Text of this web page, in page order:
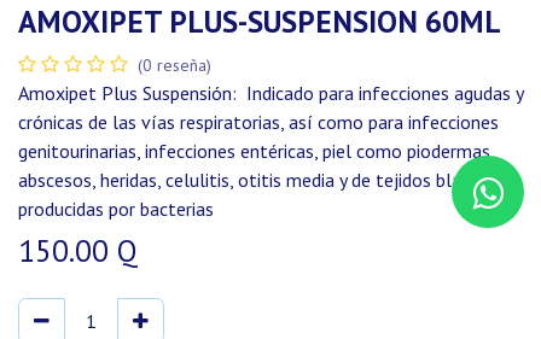
AMOXIPET PLUS-SUSPENSION 60ML
(0 reseña)
Amoxipet Plus Suspensión: Indicado para infecciones agudas y
crónicas de las vías respiratorias, así como para infecciones
genitourinarias, infecciones entéricas, piel como piodermas,
abscesos, heridas, celulitis, otitis media y de tejidos blandos
producidas por bacterias
150.00 Q